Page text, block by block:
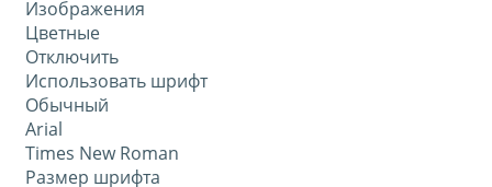
Изображения
Цветные
Отключить
Использовать шрифт
Обычный
Arial
Times New Roman
Размер шрифта